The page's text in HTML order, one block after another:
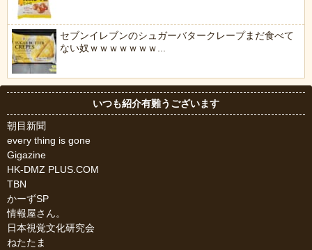
セブンイレブンのシュガーバタークレープまだ食べて
ない奴ｗｗｗｗｗｗｗ...
いつも紹介有難うございます
朝目新聞
every thing is gone
Gigazine
HK-DMZ PLUS.COM
TBN
かーずSP
情報屋さん。
日本視覚文化研究会
ねたたま